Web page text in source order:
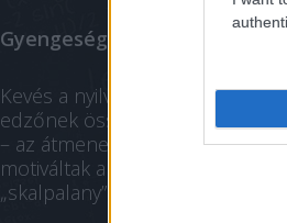
Gyengeségek:
Kevés a nyilvánvaló
edzőnek össze kell hangolnia
– az átmenet időszaka okozhat
motiváltak a bajnok ellen, így
„skalpalany”. A magas